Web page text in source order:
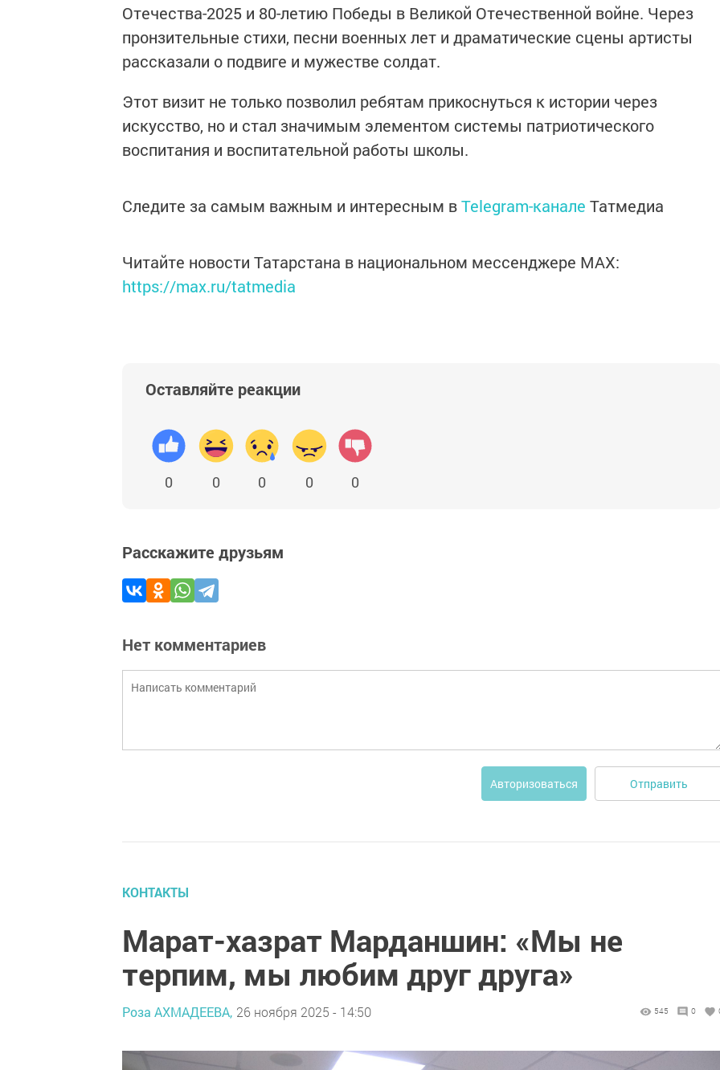
Отечества-2025 и 80-летию Победы в Великой Отечественной войне. Через
пронзительные стихи, песни военных лет и драматические сцены артисты
рассказали о подвиге и мужестве солдат.
Этот визит не только позволил ребятам прикоснуться к истории через
искусство, но и стал значимым элементом системы патриотического
воспитания и воспитательной работы школы.
Следите за самым важным и интересным вTelegram-канале Татмедиа
Читайте новости Татарстана в национальном мессенджере MАХ:
https://max.ru/tatmedia
Оставляйте реакции
0 0 0 0 0
Расскажите друзьям
Нет комментариев
Авторизоваться Отправить
КОНТАКТЫ
Марат-хазрат Марданшин: «Мы не
терпим, мы любим друг друга»
Роза АХМАДЕЕВА, 26 ноября 2025 - 14:50 545 0